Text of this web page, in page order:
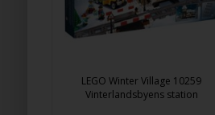
LEGO Winter Village 10259
Vinterlandsbyens station